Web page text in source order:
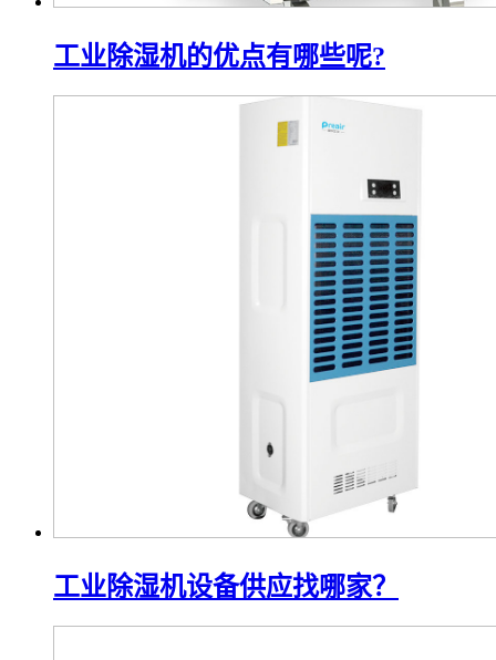
工业除湿机的优点有哪些呢?
工业除湿机设备供应找哪家？